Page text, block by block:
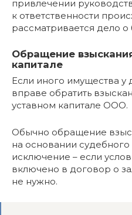
привлечении
к ответственности
рассматривается дело о
Обращение
капитале
Если иного имущества у
вправе обратить
уставном капитале ООО.
Обычно обращение
на основании
исключение – если
включено в договор о
не нужно.